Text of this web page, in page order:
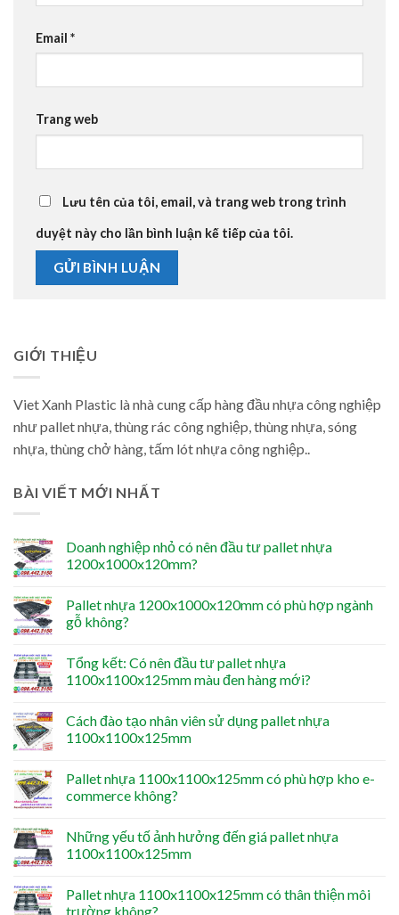
Email *
Trang web
Lưu tên của tôi, email, và trang web trong trình
duyệt này cho lần bình luận kế tiếp của tôi.
GIỚI THIỆU
Viet Xanh Plastic là nhà cung cấp hàng đầu nhựa công nghiệp
như pallet nhựa, thùng rác công nghiệp, thùng nhựa, sóng
nhựa, thùng chở hàng, tấm lót nhựa công nghiệp..
BÀI VIẾT MỚI NHẤT
Doanh nghiệp nhỏ có nên đầu tư pallet nhựa
1200x1000x120mm?
Pallet nhựa 1200x1000x120mm có phù hợp ngành
gỗ không?
Tổng kết: Có nên đầu tư pallet nhựa
1100x1100x125mm màu đen hàng mới?
Cách đào tạo nhân viên sử dụng pallet nhựa
1100x1100x125mm
Pallet nhựa 1100x1100x125mm có phù hợp kho e-
commerce không?
Những yếu tố ảnh hưởng đến giá pallet nhựa
1100x1100x125mm
Pallet nhựa 1100x1100x125mm có thân thiện môi
trường không?